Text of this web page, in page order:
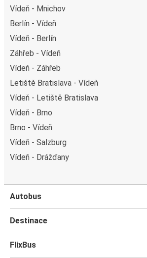
Vídeň - Mnichov
Berlín - Vídeň
Vídeň - Berlín
Záhřeb - Vídeň
Vídeň - Záhřeb
Letiště Bratislava - Vídeň
Vídeň - Letiště Bratislava
Vídeň - Brno
Brno - Vídeň
Vídeň - Salzburg
Vídeň - Drážďany
Autobus
Destinace
FlixBus